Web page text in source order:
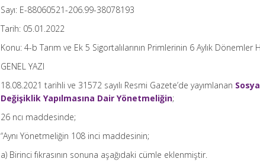
Sayı: E-88060521-206.99-38078193
Tarih: 05.01.2022
Konu: 4-b Tarım ve Ek 5 Sigortalılarının Primlerinin 6 Aylık
GENEL YAZI
18.08.2021 tarihli ve 31572 sayılı Resmi Gazete’de yayımlanan
Değişiklik Yapılmasına Dair Yönetmeliğin;
26 ncı maddesinde;
“Aynı Yönetmeliğin 108 inci maddesinin;
a) Birinci fıkrasının sonuna aşağıdaki cümle eklenmiştir.